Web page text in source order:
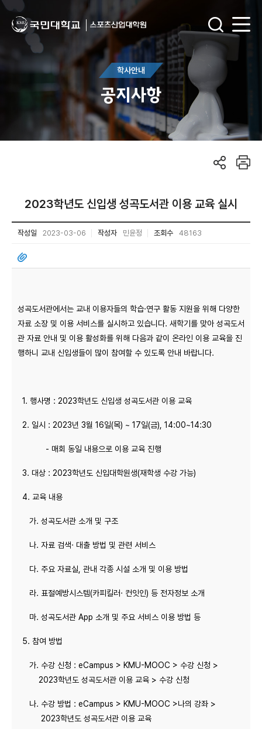
학사안내
공지사항
2023학년도 신입생 성곡도서관 이용 교육 실시
작성일 2023-03-06 작성자 민윤정 조회수 48163
성곡도서관에서는 교내 이용자들의 학습·연구 활동 지원을 위해 다양한
자료 소장 및 이용 서비스를 실시하고 있습니다. 새학기를 맞아 성곡도서
관 자료 안내 및 이용 활성화를 위해 다음과 같이 온라인 이용 교육을 진
행하니 교내 신입생들이 많이 참여할 수 있도록 안내 바랍니다.
1. 행사명 : 2023학년도 신입생 성곡도서관 이용 교육
2. 일시 : 2023년 3월 16일(목) ~ 17일(금), 14:00~14:30
- 매회 동일 내용으로 이용 교육 진행
3. 대상 : 2023학년도 신입대학원생(재학생 수강 가능)
4. 교육 내용
가. 성곡도서관 소개 및 구조
나. 자료 검색· 대출 방법 및 관련 서비스
다. 주요 자료실, 관내 각종 시설 소개 및 이용 방법
라. 표절예방시스템(카피킬러· 컨잇인) 등 전자정보 소개
마. 성곡도서관 App 소개 및 주요 서비스 이용 방법 등
5. 참여 방법
가. 수강 신청 : eCampus > KMU-MOOC > 수강 신청 >
2023학년도 성곡도서관 이용 교육 > 수강 신청
나. 수강 방법 : eCampus > KMU-MOOC >나의 강좌 >
2023학년도 성곡도서관 이용 교육